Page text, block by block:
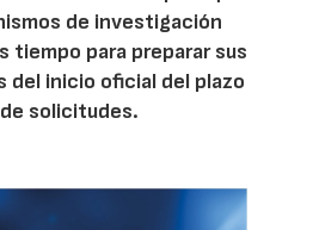
de investigación
tiempo para preparar sus
del inicio oficial del plazo
solicitudes.